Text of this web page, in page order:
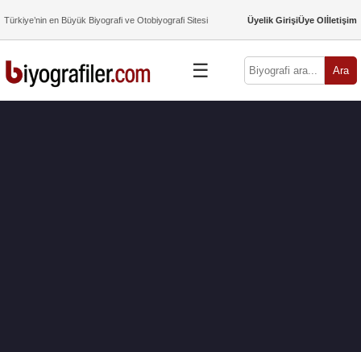
Türkiye’nin en Büyük Biyografi ve Otobiyografi Sitesi Üyelik GirişiÜye Olİletişim
☰ Ara